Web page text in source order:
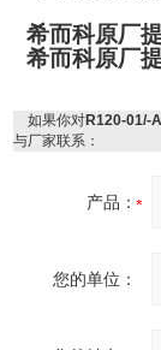
希而科原厂
希而科原厂
如果你对R120-01/-
与厂家联系：
产品：
您的单位：